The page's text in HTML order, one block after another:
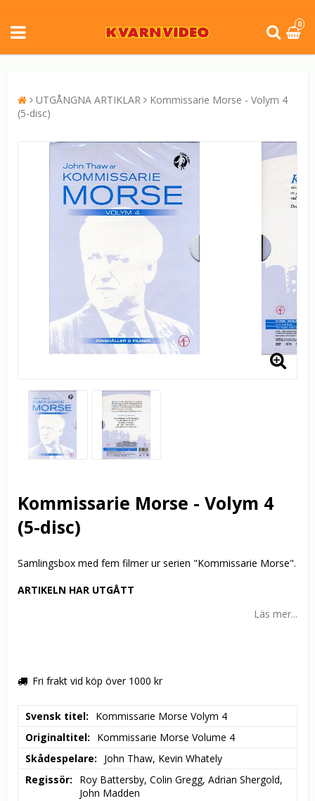
0
UTGÅNGNA ARTIKLAR
Kommissarie Morse - Volym 4
(5-disc)
Kommissarie Morse - Volym 4
(5-disc)
Samlingsbox med fem filmer ur serien "Kommissarie Morse".
ARTIKELN HAR UTGÅTT
Läs mer...
Fri frakt vid köp över 1000 kr
Svensk titel
Kommissarie Morse Volym 4
Originaltitel
Kommissarie Morse Volume 4
Skådespelare
John Thaw, Kevin Whately
Regissör
Roy Battersby, Colin Gregg, Adrian Shergold,
John Madden